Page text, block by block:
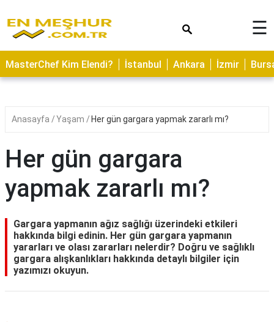
ASTROLOJİ
SAĞLIK
YERLER
BAKIMI
KAMP
ALANLARI
HAMİLELİK
☰
MasterChef Kim Elendi? İstanbul Ankara İzmir
Anasayfa Yaşam Her gün gargara yapmak zararlı mı?
Her gün gargara
yapmak zararlı mı?
Gargara yapmanın ağız sağlığı üzerindeki etkileri
hakkında bilgi edinin. Her gün gargara yapmanın
yararları ve olası zararları nelerdir? Doğru ve sağlıklı
gargara alışkanlıkları hakkında detaylı bilgiler için
yazımızı okuyun.